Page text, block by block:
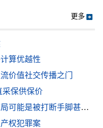
更多
算优越性
价值社交传播之门
采保供保价
被打断手脚甚至抑郁病亡
权犯罪案